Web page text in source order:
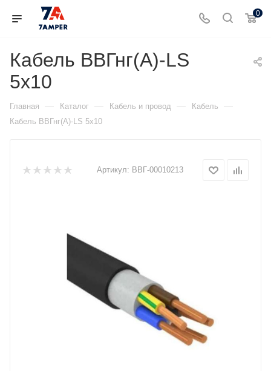
0
Кабель ВВГнг(А)-LS
5х10
Главная — Каталог — Кабель и провод — Кабель —
Кабель ВВГнг(А)-LS 5х10
Артикул: ВВГ-00010213